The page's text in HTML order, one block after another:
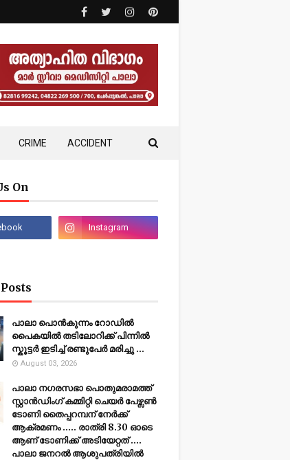
CRIME ACCIDENT
On
പാലാ പൊൻകുന്നം റോഡിൽ
പൈകയിൽ തടിലോറിക്ക് പിന്നിൽ
സ്കൂട്ടർ ഇടിച്ച് രണ്ടുപേർ മരിച്ചു ...
August 03, 2026
പാലാ നഗരസഭാ പൊതുമരാമത്ത്
സ്റ്റാൻഡിംഗ് കമ്മിറ്റി ചെയർ പേഴ്സൺ
ടോണി തൈപ്പറമ്പന് നേർക്ക്
ആക്രമണം ..... രാത്രി 8.30 ഓടെ
ആണ് ടോണിക്ക് അടിയേറ്റത് ....
പാലാ ജനറൽ ആശുപത്രിയിൽ